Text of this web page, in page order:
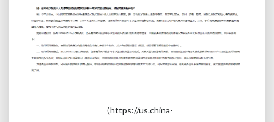
（https://us.china-